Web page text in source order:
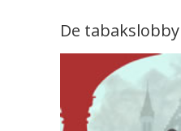
De